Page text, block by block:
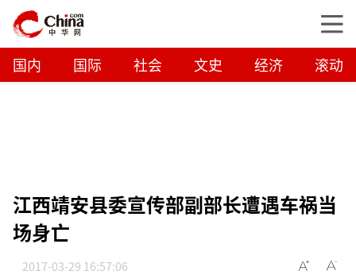
国内 国际 社会 文史 经济 滚动
江西靖安县委宣传部副部长遭遇车祸当
场身亡
2017-03-29 16:57:06